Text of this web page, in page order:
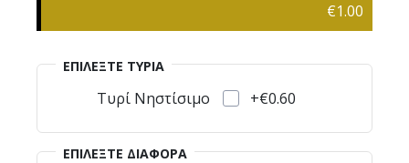
€1.00
ΕΠΙΛΈΞΤΕ ΤΥΡΙΆ
Τυρί Νηστίσιμο +€0.60
ΕΠΙΛΈΞΤΕ ΔΙΆΦΟΡΑ